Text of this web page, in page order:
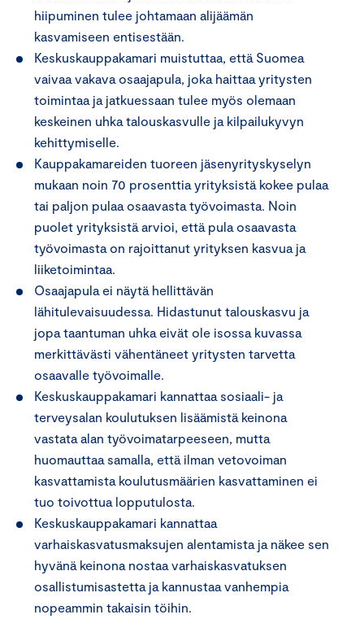
hiipuminen tulee johtamaan alijäämän
kasvamiseen entisestään.
Keskuskauppakamari muistuttaa, että Suomea
vaivaa vakava osaajapula, joka haittaa yritysten
toimintaa ja jatkuessaan tulee myös olemaan
keskeinen uhka talouskasvulle ja kilpailukyvyn
kehittymiselle.
Kauppakamareiden tuoreen jäsenyrityskyselyn
mukaan noin 70 prosenttia yrityksistä kokee pulaa
tai paljon pulaa osaavasta työvoimasta. Noin
puolet yrityksistä arvioi, että pula osaavasta
työvoimasta on rajoittanut yrityksen kasvua ja
liiketoimintaa.
Osaajapula ei näytä hellittävän
lähitulevaisuudessa. Hidastunut talouskasvu ja
jopa taantuman uhka eivät ole isossa kuvassa
merkittävästi vähentäneet yritysten tarvetta
osaavalle työvoimalle.
Keskuskauppakamari kannattaa sosiaali- ja
terveysalan koulutuksen lisäämistä keinona
vastata alan työvoimatarpeeseen, mutta
huomauttaa samalla, että ilman vetovoiman
kasvattamista koulutusmäärien kasvattaminen ei
tuo toivottua lopputulosta.
Keskuskauppakamari kannattaa
varhaiskasvatusmaksujen alentamista ja näkee sen
hyvänä keinona nostaa varhaiskasvatuksen
osallistumisastetta ja kannustaa vanhempia
nopeammin takaisin töihin.